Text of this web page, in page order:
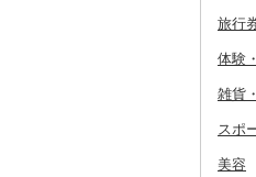
そ
季
キ
パ
旅行
体験
温
雑貨
寝
スポ
ゴ
美容